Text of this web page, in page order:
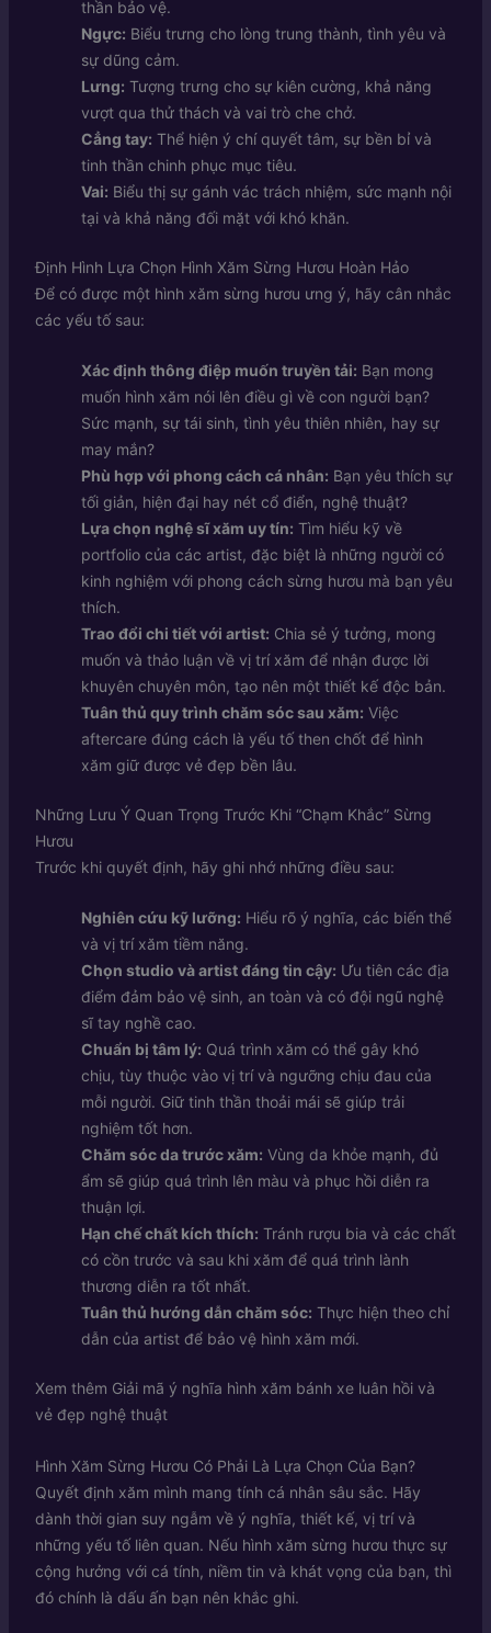
thần bảo vệ.
Ngực: Biểu trưng cho lòng trung thành, tình yêu và
sự dũng cảm.
Lưng: Tượng trưng cho sự kiên cường, khả năng
vượt qua thử thách và vai trò che chở.
Cẳng tay: Thể hiện ý chí quyết tâm, sự bền bỉ và
tinh thần chinh phục mục tiêu.
Vai: Biểu thị sự gánh vác trách nhiệm, sức mạnh nội
tại và khả năng đối mặt với khó khăn.
Định Hình Lựa Chọn Hình Xăm Sừng Hươu Hoàn Hảo
Để có được một hình xăm sừng hươu ưng ý, hãy cân nhắc
các yếu tố sau:
Xác định thông điệp muốn truyền tải: Bạn mong
muốn hình xăm nói lên điều gì về con người bạn?
Sức mạnh, sự tái sinh, tình yêu thiên nhiên, hay sự
may mắn?
Phù hợp với phong cách cá nhân: Bạn yêu thích sự
tối giản, hiện đại hay nét cổ điển, nghệ thuật?
Lựa chọn nghệ sĩ xăm uy tín: Tìm hiểu kỹ về
portfolio của các artist, đặc biệt là những người có
kinh nghiệm với phong cách sừng hươu mà bạn yêu
thích.
Trao đổi chi tiết với artist: Chia sẻ ý tưởng, mong
muốn và thảo luận về vị trí xăm để nhận được lời
khuyên chuyên môn, tạo nên một thiết kế độc bản.
Tuân thủ quy trình chăm sóc sau xăm: Việc
aftercare đúng cách là yếu tố then chốt để hình
xăm giữ được vẻ đẹp bền lâu.
Những Lưu Ý Quan Trọng Trước Khi “Chạm Khắc” Sừng
Hươu
Trước khi quyết định, hãy ghi nhớ những điều sau:
Nghiên cứu kỹ lưỡng: Hiểu rõ ý nghĩa, các biến thể
và vị trí xăm tiềm năng.
Chọn studio và artist đáng tin cậy: Ưu tiên các địa
điểm đảm bảo vệ sinh, an toàn và có đội ngũ nghệ
sĩ tay nghề cao.
Chuẩn bị tâm lý: Quá trình xăm có thể gây khó
chịu, tùy thuộc vào vị trí và ngưỡng chịu đau của
mỗi người. Giữ tinh thần thoải mái sẽ giúp trải
nghiệm tốt hơn.
Chăm sóc da trước xăm: Vùng da khỏe mạnh, đủ
ẩm sẽ giúp quá trình lên màu và phục hồi diễn ra
thuận lợi.
Hạn chế chất kích thích: Tránh rượu bia và các chất
có cồn trước và sau khi xăm để quá trình lành
thương diễn ra tốt nhất.
Tuân thủ hướng dẫn chăm sóc: Thực hiện theo chỉ
dẫn của artist để bảo vệ hình xăm mới.
Xem thêm Giải mã ý nghĩa hình xăm bánh xe luân hồi và
vẻ đẹp nghệ thuật
Hình Xăm Sừng Hươu Có Phải Là Lựa Chọn Của Bạn?
Quyết định xăm mình mang tính cá nhân sâu sắc. Hãy
dành thời gian suy ngẫm về ý nghĩa, thiết kế, vị trí và
những yếu tố liên quan. Nếu hình xăm sừng hươu thực sự
cộng hưởng với cá tính, niềm tin và khát vọng của bạn, thì
đó chính là dấu ấn bạn nên khắc ghi.